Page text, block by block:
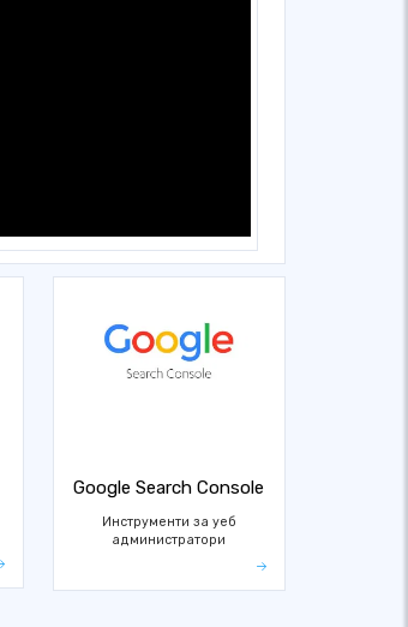
Google Search Console
Инструменти за уеб
администратори